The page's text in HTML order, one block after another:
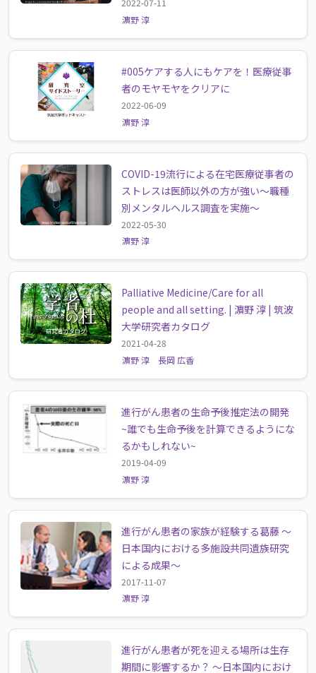
2022-07-11
濵野 淳
#005ケアする人にもケアを！医療従事
者のモヤモヤをクリアに
2022-06-09
濵野 淳
COVID-19流行による在宅医療従事者の
ストレスは医師以外の方が強い〜職種
別メンタルヘルス調査を実施〜
2022-05-30
濵野 淳
Palliative Medicine/Care for all
people and all setting. | 濵野 淳 | 筑波
大学研究者カタログ
2021-04-28
濵野 淳
長岡 広香
進行がん患者の生命予後推定法の開発
~誰でも生命予後を計算できるようにな
るかもしれない~
2019-04-09
濵野 淳
進行がん患者の家族が経験する葛藤 ～
日本国内における多施設共同遺族研究
による成果～
2017-11-07
濵野 淳
進行がん患者が死を迎える場所は生存
期間に影響するか？ ～日本国内におけ